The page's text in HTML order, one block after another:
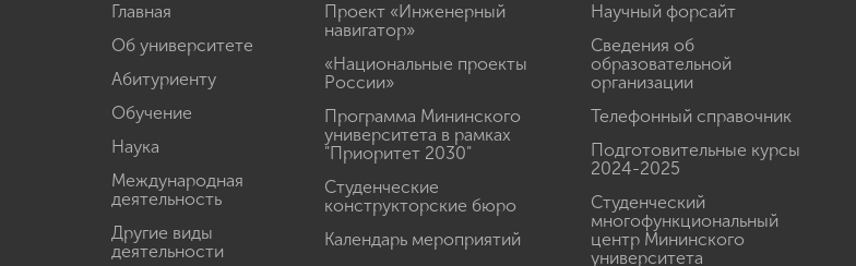
Главная
Об университете
Абитуриенту
Обучение
Наука
Международная
деятельность
Другие виды
деятельности
Проект «Инженерный
навигатор»
«Национальные проекты
России»
Программа Мининского
университета в рамках
"Приоритет 2030"
Студенческие
конструкторские бюро
Календарь мероприятий
Научный форсайт
Сведения об
образовательной
организации
Телефонный справочник
Подготовительные курсы
2024-2025
Студенческий
многофункциональный
центр Мининского
университета